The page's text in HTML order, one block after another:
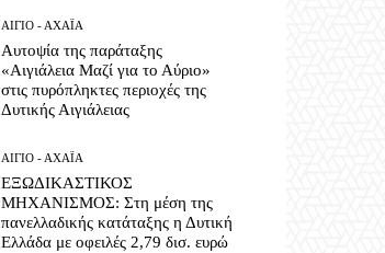
ΑΊΓΙΟ - ΑΧΑΪ́Α
Αυτοψία της παράταξης
«Αιγιάλεια Μαζί για το Αύριο»
στις πυρόπληκτες περιοχές της
Δυτικής Αιγιάλειας
ΑΊΓΙΟ - ΑΧΑΪ́Α
ΕΞΩΔΙΚΑΣΤΙΚΟΣ
ΜΗΧΑΝΙΣΜΟΣ: Στη μέση της
πανελλαδικής κατάταξης η Δυτική
Ελλάδα με οφειλές 2,79 δισ. ευρώ